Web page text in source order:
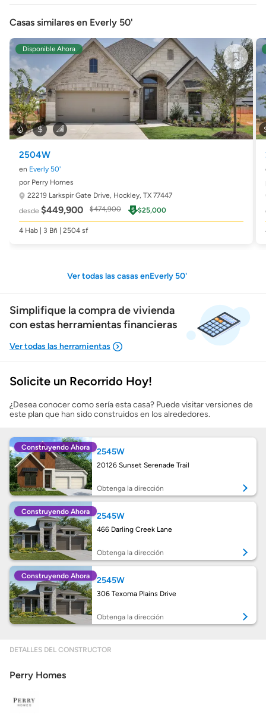
Casas similares en Everly 50'
Disponible Ahora
2504W
en Everly 50'
por Perry Homes
22219 Larkspir Gate Drive, Hockley, TX 77447
desde $449,900 $474,900 $25,000
4 Hab | 3 Bñ | 2504 sf
Ver todas las casas enEverly 50'
Simplifique la compra de vivienda
con estas herramientas financieras
Mostrarme lo que puedo pagar
Costos casa nueva vs. usada
Obtener mi puntaje de crédito
Calcular mi hipoteca
Obtener Aprobación Previa
Preparar mi casa para la venta
Seguro de propietarios
Obtener ofertas por mi casa
Solicite un Recorrido Hoy!
¿Desea conocer como sería esta casa? Puede visitar versiones de
este plan que han sido construidos en los alrededores.
Construyendo Ahora 2545W
20126 Sunset Serenade Trail
Obtenga la dirección
Construyendo Ahora 2545W
466 Darling Creek Lane
Obtenga la dirección
Construyendo Ahora 2545W
306 Texoma Plains Drive
Obtenga la dirección
DETALLES DEL CONSTRUCTOR
Perry Homes